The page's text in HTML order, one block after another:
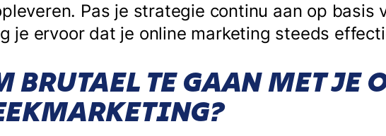
Pas je strategie continu aan op basis
je ervoor dat je online marketing steeds
BRUTAEL TE GAAN MET JE